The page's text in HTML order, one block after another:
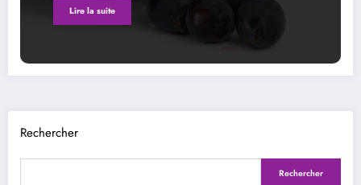
Lire la suite
Rechercher
Rechercher